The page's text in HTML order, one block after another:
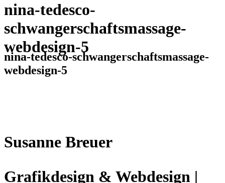
nina-tedesco-
schwangerschaftsmassage-
webdesign-5
nina-tedesco-schwangerschaftsmassage-
webdesign-5
Susanne Breuer
Grafikdesign & Webdesign |